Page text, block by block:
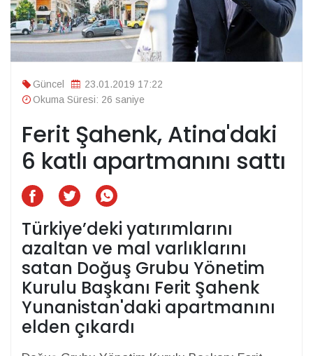
Güncel
23.01.2019 17:22
Okuma Süresi: 26 saniye
Ferit Şahenk, Atina'daki
6 katlı apartmanını sattı
Türkiye’deki yatırımlarını
azaltan ve mal varlıklarını
satan Doğuş Grubu Yönetim
Kurulu Başkanı Ferit Şahenk
Yunanistan'daki apartmanını
elden çıkardı